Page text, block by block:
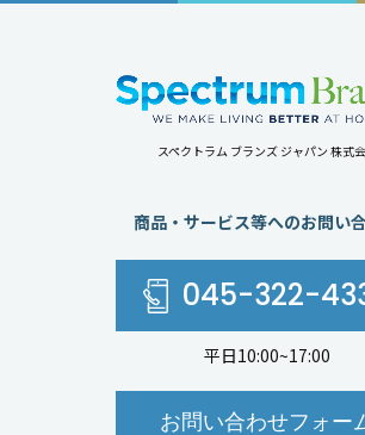
スペクトラム ブランズ ジャパン 株式
商品・サービス等へのお問い
045-322-
平日10:00~17:00
お問い合わせフォー